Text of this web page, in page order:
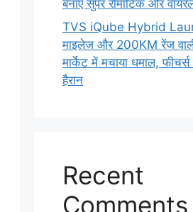
बनाए सुपर रोमांटिक और
TVS iQube Hybrid
माइलेज और 200KM रेंज
मार्केट में मचाया धमाल,
हैरान
Recent
Comments